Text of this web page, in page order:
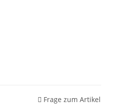
Frage zum Artikel